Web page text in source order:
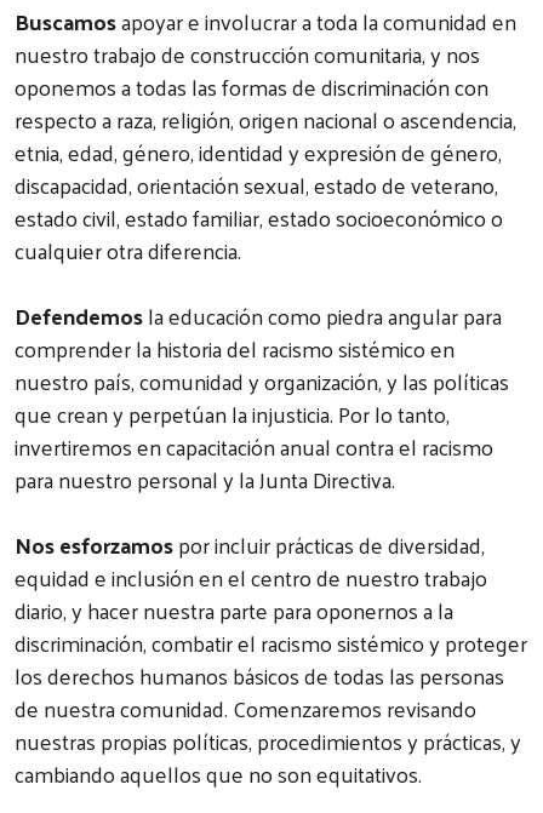
Buscamosapoyar e involucrar a toda la comunidad en
nuestro trabajo de construcción comunitaria, y nos
oponemos a todas las formas de discriminación con
respecto a raza, religión, origen nacional o ascendencia,
etnia, edad, género, identidad y expresión de género,
discapacidad, orientación sexual, estado de veterano,
estado civil, estado familiar, estado socioeconómico o
cualquier otra diferencia.
Defendemosla educación como piedra angular para
comprender la historia del racismo sistémico en
nuestro país, comunidad y organización, y las políticas
que crean y perpetúan la injusticia. Por lo tanto,
invertiremos en capacitación anual contra el racismo
para nuestro personal y la Junta Directiva.
Nos esforzamospor incluir prácticas de diversidad,
equidad e inclusión en el centro de nuestro trabajo
diario, y hacer nuestra parte para oponernos a la
discriminación, combatir el racismo sistémico y proteger
los derechos humanos básicos de todas las personas
de nuestra comunidad. Comenzaremos revisando
nuestras propias políticas, procedimientos y prácticas, y
cambiando aquellos que no son equitativos.